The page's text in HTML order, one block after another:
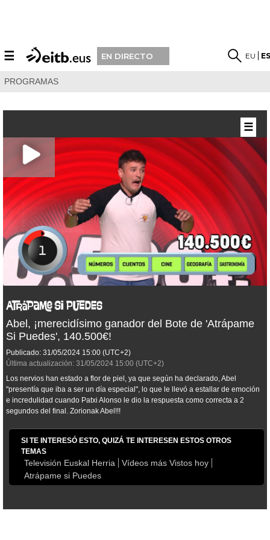
☰ EN DIRECTO EU
PROGRAMAS
Abel, ¡merecidísimo ganador del Bote de 'Atrápame
Si Puedes', 140.500€!
Publicado: 31/05/2024 15:00 (UTC+2)
Última actualización: 31/05/2024 15:00 (UTC+2)
Los nervios han estado a flor de piel, ya que según ha declarado, Abel
"presentía que iba a ser un día especial", lo que le llevó a estallar de emoción
e incredulidad cuando Patxi Alonso le dio la respuesta como correcta a 2
segundos del final. Zorionak Abel!!!
SI TE INTERESÓ ESTO, QUIZÁ TE INTERESEN ESTOS OTROS
TEMAS
Televisión Euskal Herria
Vídeos más Vistos hoy
Atrápame si Puedes
☰